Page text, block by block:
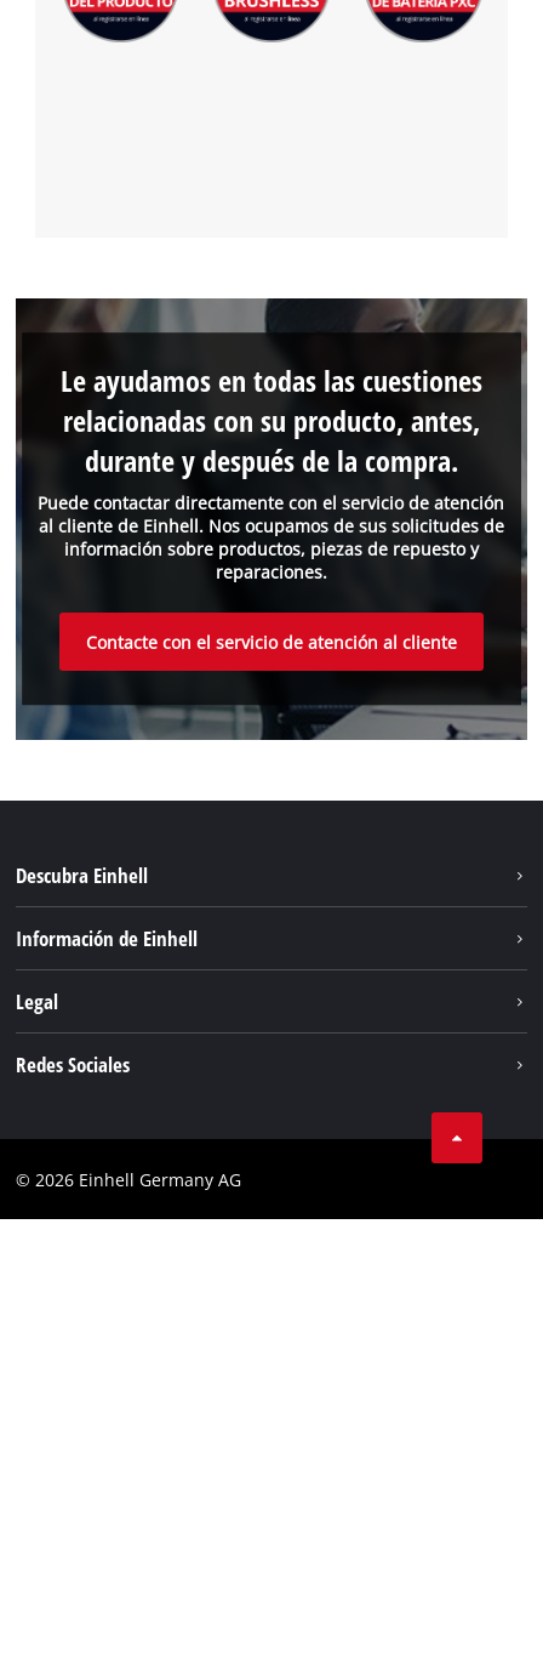
Puede contactar directamente con el servicio de atención
al cliente de Einhell. Nos ocupamos de sus solicitudes de
información sobre productos, piezas de repuesto y
reparaciones.
Le ayudamos en todas las cuestiones
relacionadas con su producto, antes,
durante y después de la compra.
Contacte con el servicio de atención al cliente
Descubra Einhell
Servicio
Información de Einhell
Legal
Redes Sociales
© 2026 Einhell Germany AG